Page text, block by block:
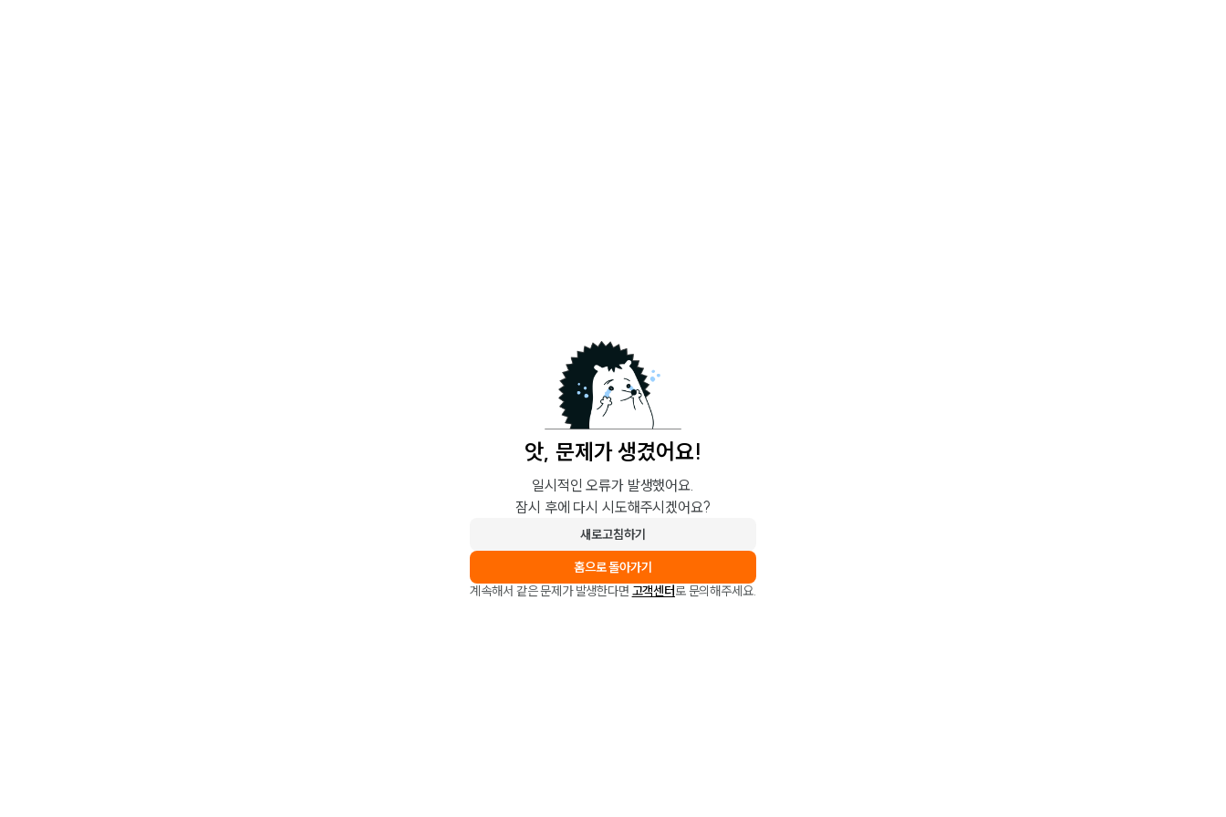
앗, 문제가 생겼어요!
일시적인 오류가 발생했어요.
잠시 후에 다시 시도해주시겠어요?
새로고침하기
홈으로 돌아가기
계속해서 같은 문제가 발생한다면 고객센터로 문의해주세요.